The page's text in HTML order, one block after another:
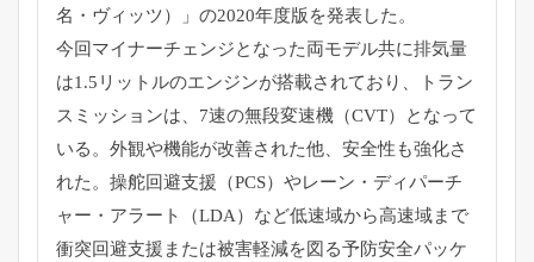
名・ヴィッツ）」 の2020年度版を発表した。
今回マイナーチェンジとなった両モデル共に排気量
は1.5リットルのエンジンが搭載されており、トラン
スミッションは、 7速の無段変速機（CVT）となって
いる。 外観や機能が改善された他、安全性も強化さ
れた。操舵回避支援（PCS）やレーン・ディパーチ
ャー・アラート（LDA） など低速域から高速域まで
衝突回避支援または被害軽減を図る予防安全パッケ